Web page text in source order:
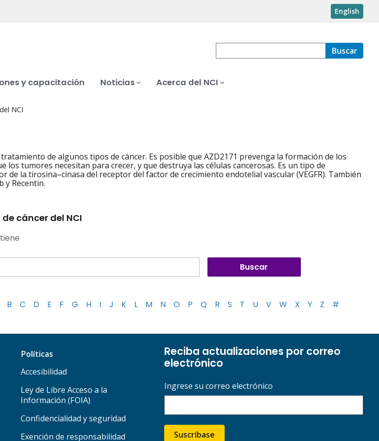
English
Buscar
y capacitación Noticias Acerca del NCI
NCI
de algunos tipos de cáncer. Es posible que AZD2171 prevenga la formación de los
los tumores necesitan para crecer, y que destruya las células cancerosas. Es un tipo de
de la tirosina–cinasa del receptor del factor de crecimiento endotelial vascular (VEGFR). También
y Recentin.
cáncer del NCI
B C D E F G H I J K L M N O P Q R S T U V W X Y Z #
Políticas
Accesibilidad
Ley de Libre Acceso a la
Información (FOIA)
Confidencialidad y seguridad
Exención de responsabilidad
Reciba actualizaciones por correo
electrónico
Ingrese su correo electrónico
Suscríbase